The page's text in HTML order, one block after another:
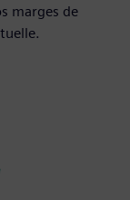
marges de